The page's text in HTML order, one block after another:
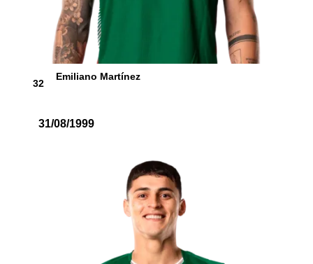
32
Emiliano Martínez
31/08/1999